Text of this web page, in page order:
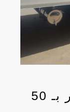
سطحه حي الخليج بسعر بـ 50